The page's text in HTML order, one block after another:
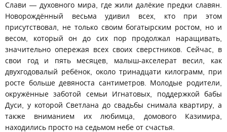
Слави — духовного мира, где жили далёкие предки славян.
Новорождённый весьма удивил всех, кто при этом
присутствовал, не только своим богатырским ростом, но и
весом, который он до сих пор продолжал наращивать,
значительно опережая всех своих сверстников. Сейчас, в
свои год и пять месяцев, малыш-акселерат весил, как
двухгодовалый ребёнок, около тринадцати килограмм, при
росте больше девяноста сантиметров. Молодые родители,
окружённые заботой семьи Игнатовых, поддержкой бабы
Дуси, у которой Светлана до свадьбы снимала квартиру, а
также вниманием их любимца, домового Казимира,
находились просто на седьмом небе от счастья.